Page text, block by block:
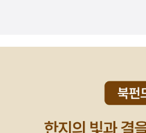
자신의 인생을 타인과 비교하지도,
요.나는 성공하기 위해서 사는 것이
이 좋아요.그래서 자신을 사랑하고
녀의 음식과 소소한 주변의 이야기